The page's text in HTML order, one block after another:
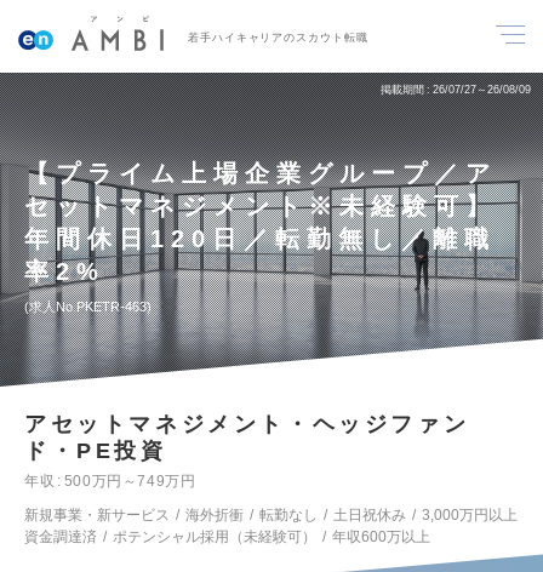
若手ハイキャリアのスカウト転職
掲載期間 26/07/27～26/08/09
【プライム上場企業グループ／ア
セットマネジメント※未経験可】
年間休日120日／転勤無し／離職
率2%
求人No.PKETR-463
アセットマネジメント・ヘッジファン
ド・PE投資
年収
500万円～749万円
新規事業・新サービス
海外折衝 転勤なし 土日祝休み
3,000万円以上
資金調達済
ポテンシャル採用（未経験可） 年収600万以上